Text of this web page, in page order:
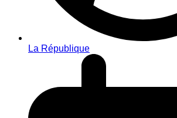
La République